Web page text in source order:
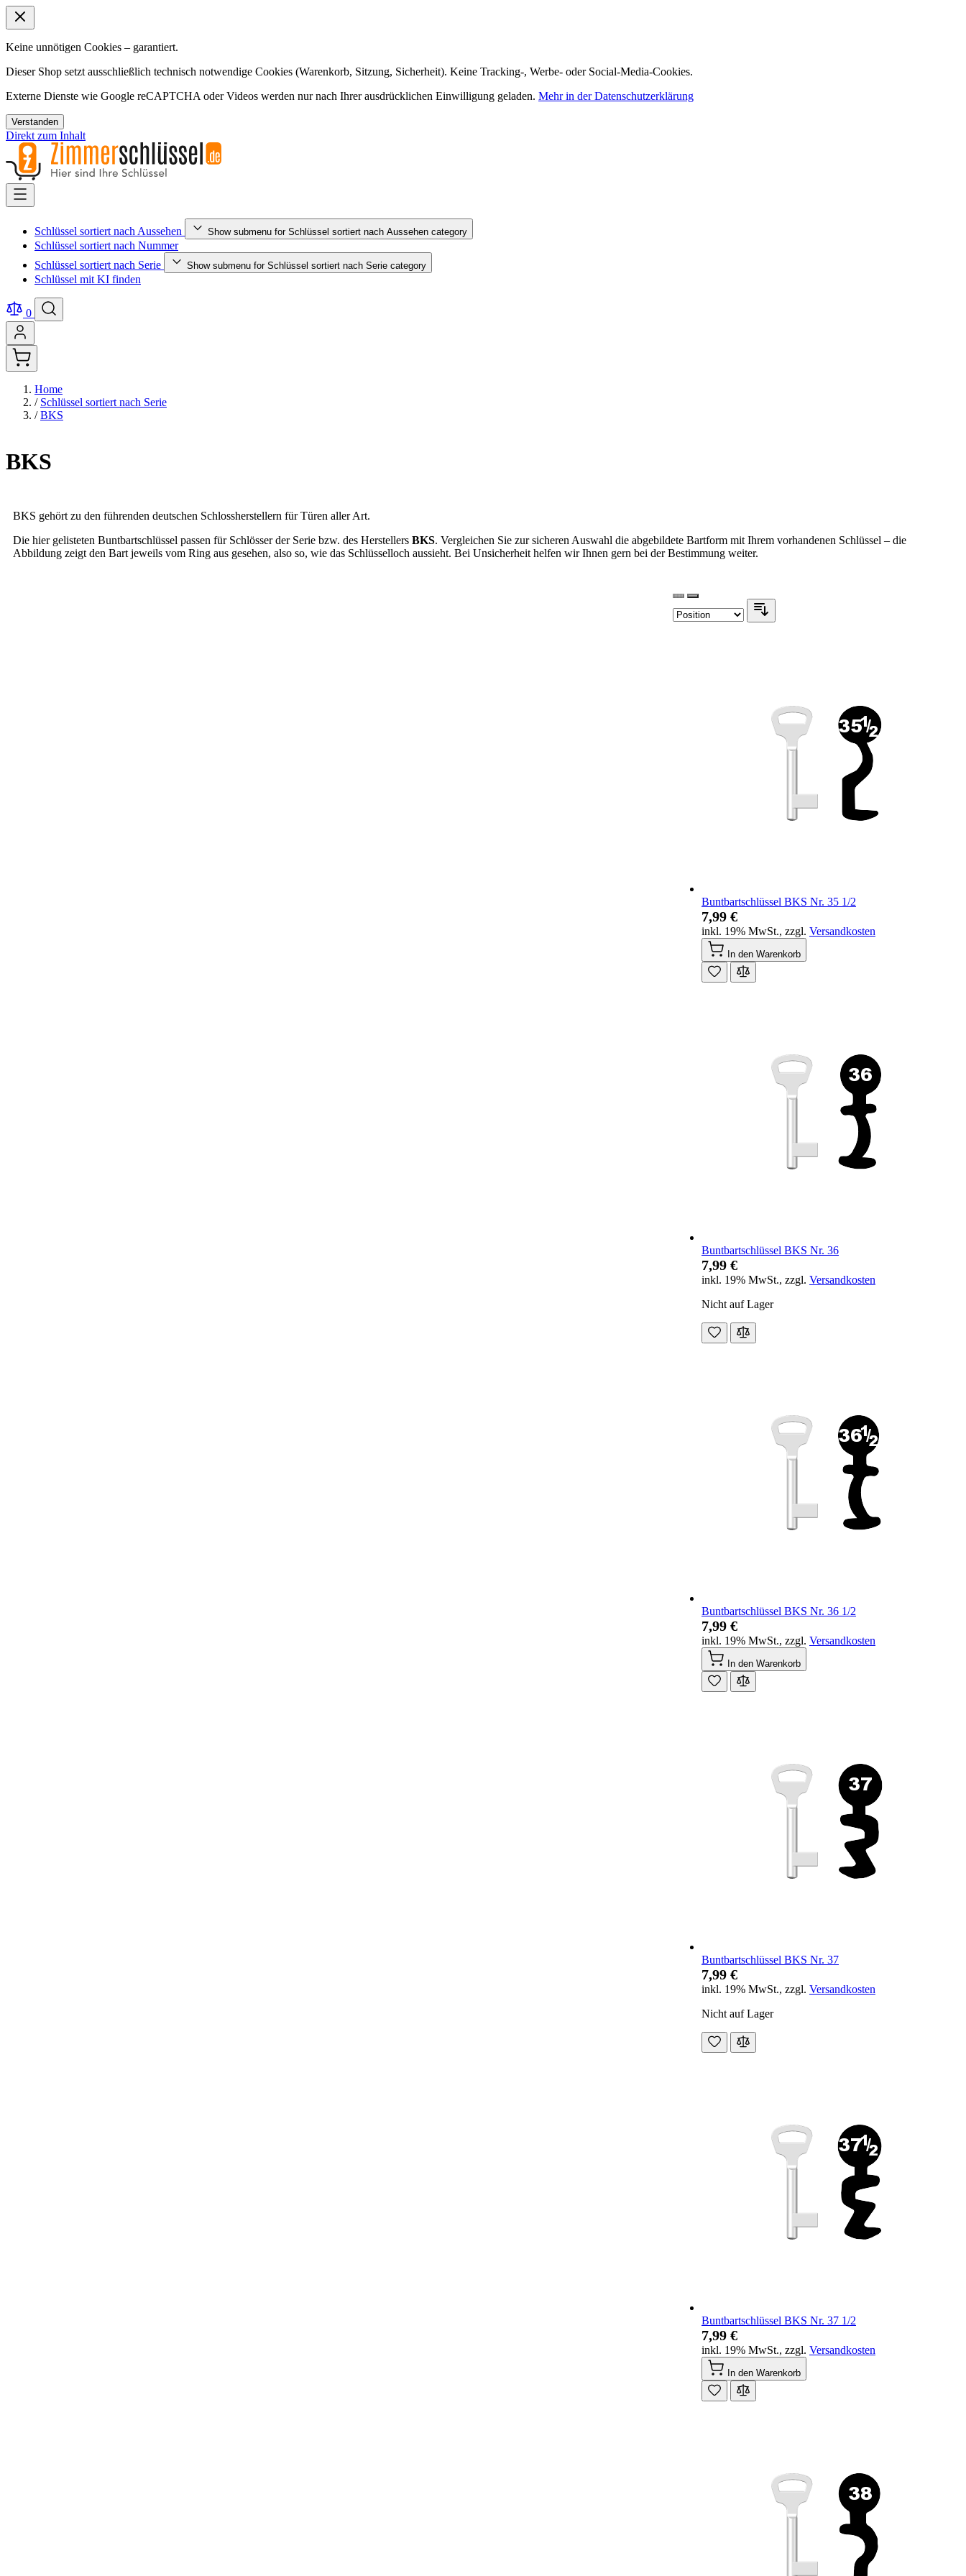
Keine unnötigen Cookies – garantiert.
Dieser Shop setzt ausschließlich technisch notwendige Cookies (Warenkorb, Sitzung, Sicherheit). Keine Tracking-, Werbe- oder Social-Media-Cookies.
Externe Dienste wie Google reCAPTCHA oder Videos werden nur nach Ihrer ausdrücklichen Einwilligung geladen. Mehr in der Datenschutzerklärung
Verstanden
Direkt zum Inhalt
Schlüssel sortiert nach Aussehen Show submenu for Schlüssel sortiert nach Aussehen category
Schlüssel sortiert nach Nummer
Schlüssel sortiert nach Serie
Show submenu for Schlüssel sortiert nach Serie category
Schlüssel mit KI finden
0
Home
/ Schlüssel sortiert nach Serie
/ BKS
BKS
BKS gehört zu den führenden deutschen Schlossherstellern für Türen aller Art.
Die hier gelisteten Buntbartschlüssel passen für Schlösser der Serie bzw. des Herstellers BKS. Vergleichen Sie zur sicheren Auswahl die abgebildete Bartform mit Ihrem vorhandenen Schlüssel – die
Abbildung zeigt den Bart jeweils vom Ring aus gesehen, also so, wie das Schlüsselloch aussieht. Bei Unsicherheit helfen wir Ihnen gern bei der Bestimmung weiter.
Buntbartschlüssel BKS Nr. 35 1/2
7,99 €
inkl. 19% MwSt., zzgl. Versandkosten
In den Warenkorb
Buntbartschlüssel BKS Nr. 36
7,99 €
inkl. 19% MwSt., zzgl. Versandkosten
Nicht auf Lager
Buntbartschlüssel BKS Nr. 36 1/2
7,99 €
inkl. 19% MwSt., zzgl. Versandkosten
In den Warenkorb
Buntbartschlüssel BKS Nr. 37
7,99 €
inkl. 19% MwSt., zzgl. Versandkosten
Nicht auf Lager
Buntbartschlüssel BKS Nr. 37 1/2
7,99 €
inkl. 19% MwSt., zzgl. Versandkosten
In den Warenkorb